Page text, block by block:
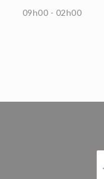
09h00 - 02h00